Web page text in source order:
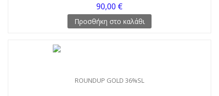
90,00 €
Προσθήκη στο καλάθι
ROUNDUP GOLD 36%SL